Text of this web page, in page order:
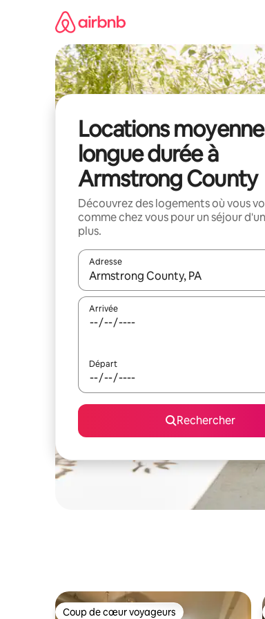
Locations
longue durée à
Armstrong County
Découvrez des logements où vous
comme chez vous pour un séjour
plus.
Adresse
Lorsque les résultats s'affichent,
Arrivée
Départ
Rechercher
Coup de cœur voyageurs